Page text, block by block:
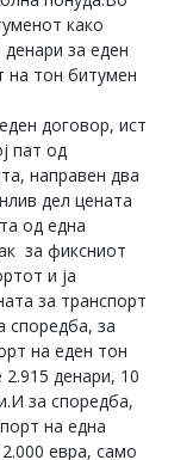
како
за еден
на тон битумен
договор, ист
пат од
направен два
дел цената
од една
за фиксниот
и ја
за транспорт
споредба, за
на еден тон
денари, 10
за споредба,
на една
евра, само